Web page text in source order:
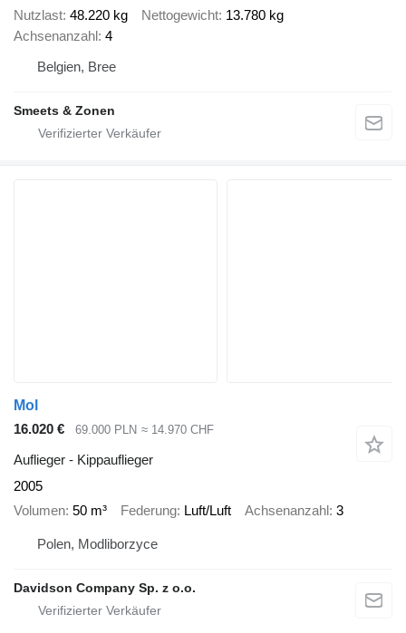
Nutzlast 48.220 kg Nettogewicht 13.780 kg
Achsenanzahl 4
Belgien, Bree
Smeets & Zonen
Mol
16.020 €
69.000 PLN ≈ 14.970 CHF
Auflieger - Kippauflieger
2005
Volumen 50 m³ Federung Luft/Luft Achsenanzahl 3
Polen, Modliborzyce
Davidson Company Sp. z o.o.